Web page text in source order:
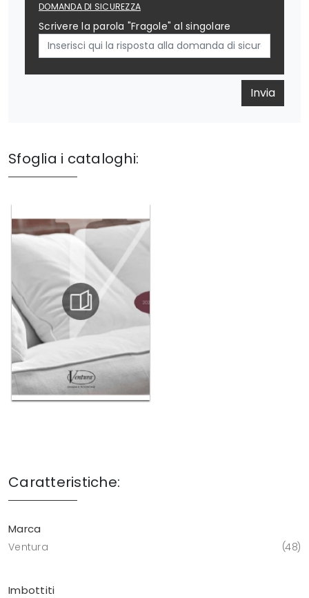
DOMANDA DI SICUREZZA
Scrivere la parola "Fragole" al singolare
Invia
Sfoglia i cataloghi:
Caratteristiche:
Marca
Ventura 48
Imbottiti